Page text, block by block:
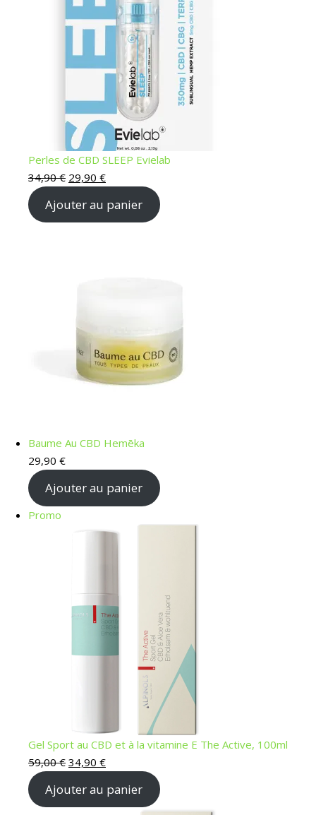
Perles de CBD SLEEP Evielab
34,90€ Le prix initial était : 34,90 €.
29,90 €Le prix actuel est : 29,90 €.
Ajouter au panier
Baume Au CBD Hemēka
29,90 €
Ajouter au panier
Promo
Gel Sport au CBD et à la vitamine E The Active, 100ml
59,00€ Le prix initial était : 59,00 €.
34,90 €Le prix actuel est : 34,90 €.
Ajouter au panier